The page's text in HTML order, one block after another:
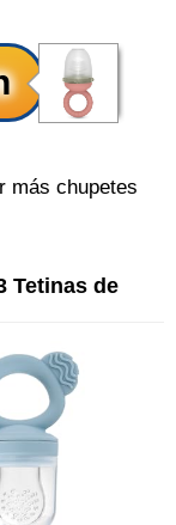
más chupetes
Tetinas de